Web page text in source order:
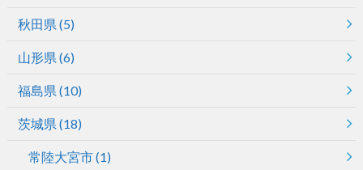
秋田県 (5)
山形県 (6)
福島県 (10)
茨城県 (18)
常陸大宮市(1)